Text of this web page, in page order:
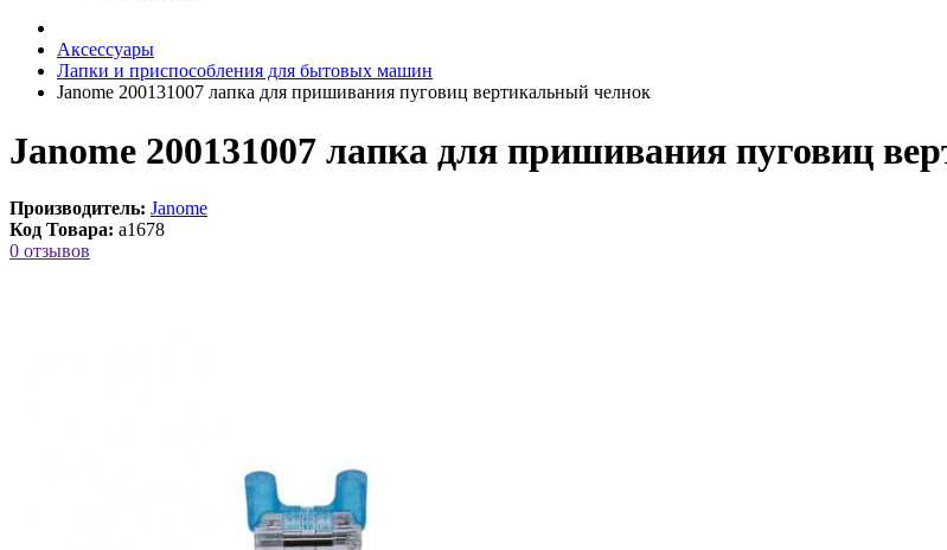
Аксессуары
Лапки и приспособления для бытовых машин
Janome 200131007 лапка для пришивания пуговиц вертикальный челнок
Janome 200131007 лапка для пришивания пуговиц
Производитель: Janome
Код Товара: a1678
0 отзывов